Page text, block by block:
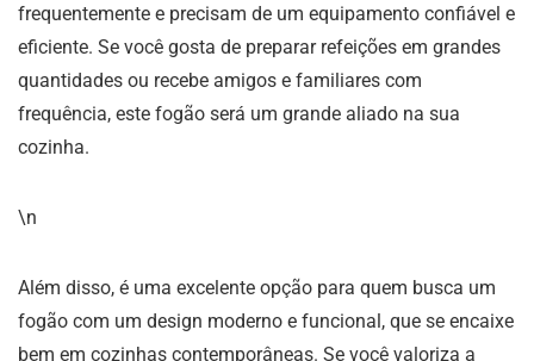
frequentemente e precisam de um equipamento confiável e
eficiente. Se você gosta de preparar refeições em grandes
quantidades ou recebe amigos e familiares com
frequência, este fogão será um grande aliado na sua
cozinha.
\n
Além disso, é uma excelente opção para quem busca um
fogão com um design moderno e funcional, que se encaixe
bem em cozinhas contemporâneas. Se você valoriza a